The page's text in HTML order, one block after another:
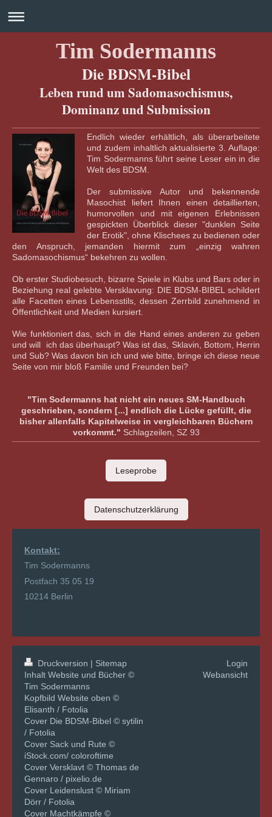
Tim Sodermanns
Die BDSM-Bibel
Leben rund um Sadomasochismus,
Dominanz und Submission
Endlich wieder erhältlich, als überarbeitete
und zudem inhaltlich aktualisierte 3. Auflage:
Tim Sodermanns führt seine Leser ein in die
Welt des BDSM.
Der submissive Autor und bekennende
Masochist liefert Ihnen einen detaillierten,
humorvollen und mit eigenen Erlebnissen
gespickten Überblick dieser "dunklen Seite
der Erotik", ohne Klischees zu bedienen oder
den Anspruch, jemanden hiermit zum „einzig wahren
Sadomasochismus“ bekehren zu wollen.
Ob erster Studiobesuch, bizarre Spiele in Klubs und Bars oder in
Beziehung real gelebte Versklavung: DIE BDSM-BIBEL schildert
alle Facetten eines Lebensstils, dessen Zerrbild zunehmend in
Öffentlichkeit und Medien kursiert.
Wie funktioniert das, sich in die Hand eines anderen zu geben
und will ich das überhaupt? Was ist das, Sklavin, Bottom, Herrin
und Sub? Was davon bin ich und wie bitte, bringe ich diese neue
Seite von mir bloß Familie und Freunden bei?
"Tim Sodermanns hat nicht ein neues SM-Handbuch
geschrieben, sondern [...] endlich die Lücke gefüllt, die
bisher allenfalls Kapitelweise in vergleichbaren Büchern
vorkommt." Schlagzeilen, SZ 93
Leseprobe
Datenschutzerklärung
Kontakt:
Tim Sodermanns
Postfach 35 05 19
10214 Berlin
Druckversion | Sitemap
Inhalt Website und Bücher ©
Tim Sodermanns
Kopfbild Website oben ©
Elisanth / Fotolia
Cover Die BDSM-Bibel © sytilin
/ Fotolia
Cover Sack und Rute ©
iStock.com/ coloroftime
Cover Versklavt © Thomas de
Gennaro / pixelio.de
Cover Leidenslust © Miriam
Dörr / Fotolia
Cover Machtkämpfe ©
Login
Webansicht